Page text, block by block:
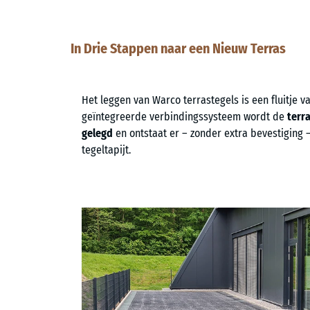
In Drie Stappen naar een Nieuw Terras
Het leggen van Warco terrastegels is een fluitje
geïntegreerde verbindingssysteem wordt de
gelegd en ontstaat er – zonder extra bevestiging
tegeltapijt.